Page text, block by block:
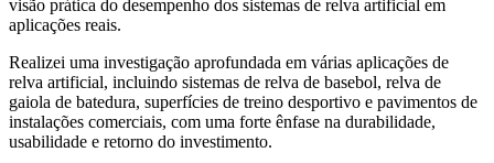
visão prática do desempenho dos sistemas de relva artificial em
aplicações reais.
Realizei uma investigação aprofundada em várias aplicações de
relva artificial, incluindo sistemas de relva de basebol, relva de
gaiola de batedura, superfícies de treino desportivo e pavimentos de
instalações comerciais, com uma forte ênfase na durabilidade,
usabilidade e retorno do investimento.